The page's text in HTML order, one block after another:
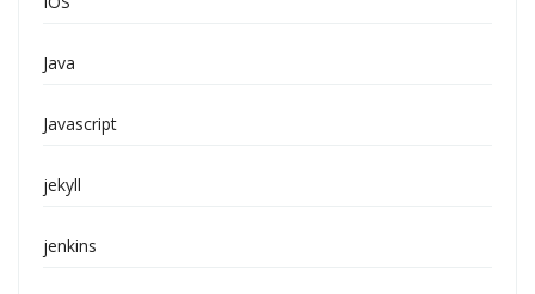
Java
Javascript
jekyll
jenkins